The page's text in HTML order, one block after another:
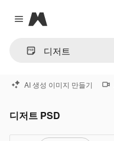
Close menu
Magnific
AI 생성 이미지 만들기
디저트 PSD